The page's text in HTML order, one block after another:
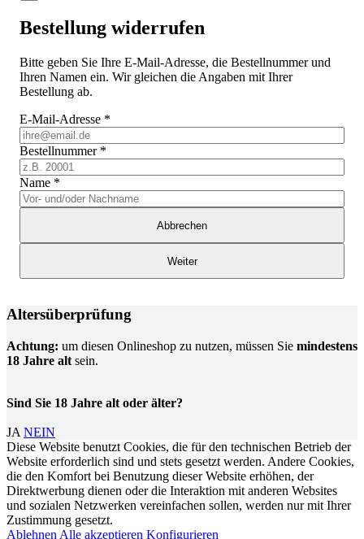
Bestellung widerrufen
Bitte geben Sie Ihre E-Mail-Adresse, die Bestellnummer und
Ihren Namen ein. Wir gleichen die Angaben mit Ihrer
Bestellung ab.
E-Mail-Adresse *
Bestellnummer *
Name *
Abbrechen
Weiter
Altersüberprüfung
Achtung: um diesen Onlineshop zu nutzen, müssen Sie mindestens
18 Jahre alt sein.
Sind Sie 18 Jahre alt oder älter?
JA NEIN
Diese Website benutzt Cookies, die für den technischen Betrieb der
Website erforderlich sind und stets gesetzt werden. Andere Cookies,
die den Komfort bei Benutzung dieser Website erhöhen, der
Direktwerbung dienen oder die Interaktion mit anderen Websites
und sozialen Netzwerken vereinfachen sollen, werden nur mit Ihrer
Zustimmung gesetzt.
Ablehnen Alle akzeptieren Konfigurieren